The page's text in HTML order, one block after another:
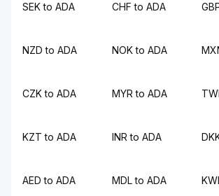
SEK to ADA CHF to ADA
NZD to ADA NOK to ADA
CZK to ADA MYR to ADA
KZT to ADA INR to ADA
AED to ADA MDL to ADA